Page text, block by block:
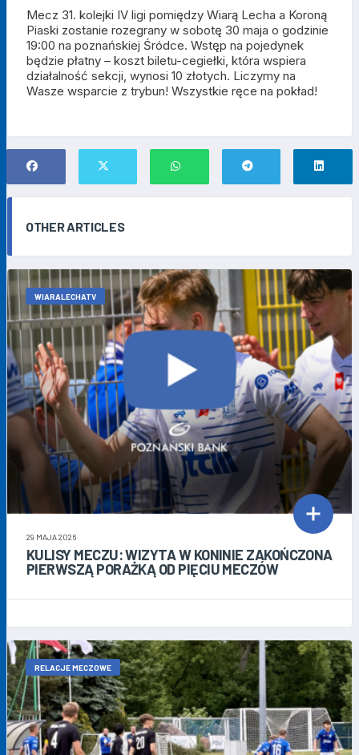
Mecz 31. kolejki IV ligi pomiędzy Wiarą Lecha a Koroną
Piaski zostanie rozegrany w sobotę 30 maja o godzinie
19:00 na poznańskiej Śródce. Wstęp na pojedynek
będzie płatny – koszt biletu-cegiełki, która wspiera
działalność sekcji, wynosi 10 złotych. Liczymy na
Wasze wsparcie z trybun! Wszystkie ręce na pokład!
OTHER ARTICLES
WIARALECHATV
29 MAJA 2026
KULISY MECZU: WIZYTA W KONINIE ZAKOŃCZONA
PIERWSZĄ PORAŻKĄ OD PIĘCIU MECZÓW
RELACJE MECZOWE